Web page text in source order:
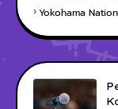
Yokohama